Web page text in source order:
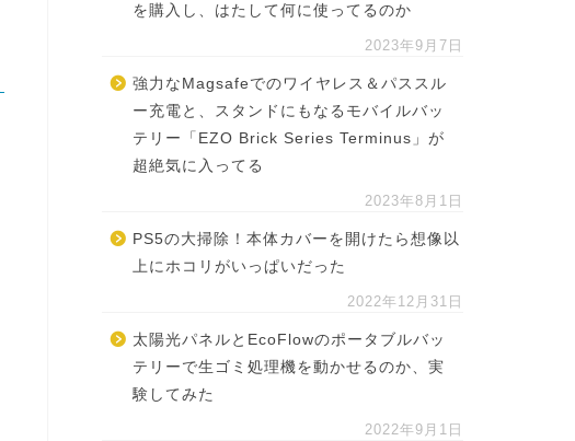
を購入し、はたして何に使ってるのか
2023年9月7日
強力なMagsafeでのワイヤレス＆パススル
ー充電と、スタンドにもなるモバイルバッ
テリー「EZO Brick Series Terminus」が
超絶気に入ってる
2023年8月1日
PS5の大掃除！本体カバーを開けたら想像以
上にホコリがいっぱいだった
2022年12月31日
太陽光パネルとEcoFlowのポータブルバッ
テリーで生ゴミ処理機を動かせるのか、実
験してみた
2022年9月1日